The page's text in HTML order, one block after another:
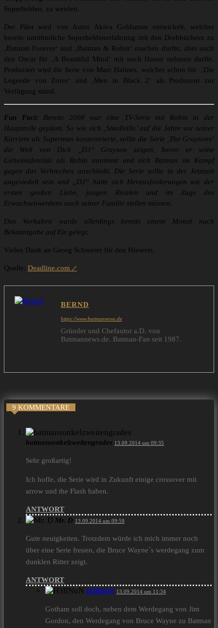
Superhelden, zu werden.
Der Pilot wird von Autor Akiva Goldsman entwickelt, welcher
bereits unrühmliche Superheldenerfahrung mit den Drehbüchern zu
‚Batman Forever‘ und ‚Batman & Robin‘ machen durfte, aber auch
den Oscar für ‚A Beautiful Mind‘ mit nach Hause nehmen durfte.
Produziert wird die Serie von Marc Haimes, welcher schon für ‚Die
Legende von Zorro‘ und ‚Men in Black 2‘ als Produzent zur
Verfügung stand.
Fun Fact: Bereits 2008 war eine TV-Serie mit Robin in der
Hauptrolle geplant. So wie sich ‚Smallville’ auf die Jahre vor seiner
Karriere als Superman konzentrierte, sollte die Serie ‚The Graysons’
die Welt von Dick „DJ“ Grayson zeigen, bevor er seine
Geheimidentität als Robin annimmt und sich Batman im Kampf
gegen das Verbrechen anschließt. Die Serie sollte in der Jetztzeit
angesiedelt sein und „DJ“ hätte sich Herausforderungen wie der
ersten großen Liebe, jungen Rivalen und im Zuge des
Erwachsenwerdens auch seiner Familie stellen müssen.
Das Vorhaben wurde allerdings bereits einem Monat nach
Bekanntgabe auf Eis gelegt.
Vielen Dank an Georg Schwerer für den Hinweis.
Quelle: Deadline.com
BERND
https://www.batmannews.de
Gründer und Chefautor a.D. von
Batmannews.de. Batman-Fan seit 1987.
9 KOMMENTARE
batmansonkelzweitengrades 13.09.2014 um 09:35
Sehr großartig!
Ich hoffe, die Serie wird in Zukunft einige crossover mit
arrow und the Flash haben.
ANTWORT
Mr. D 13.09.2014 um 09:59
Gute neuigkeiten. Trotzdem würde ich mich immer noch
über eine Serie freuen, die Bruce Wayne´s werdegang zum
dunklen Ritter zeigt.
ANTWORT
H3llNuN 13.09.2014 um 11:34
Gotham soll doch, neben dem Werdegang von Jim
Gordon, den Werdegang von Bruce Wayne zu Batman